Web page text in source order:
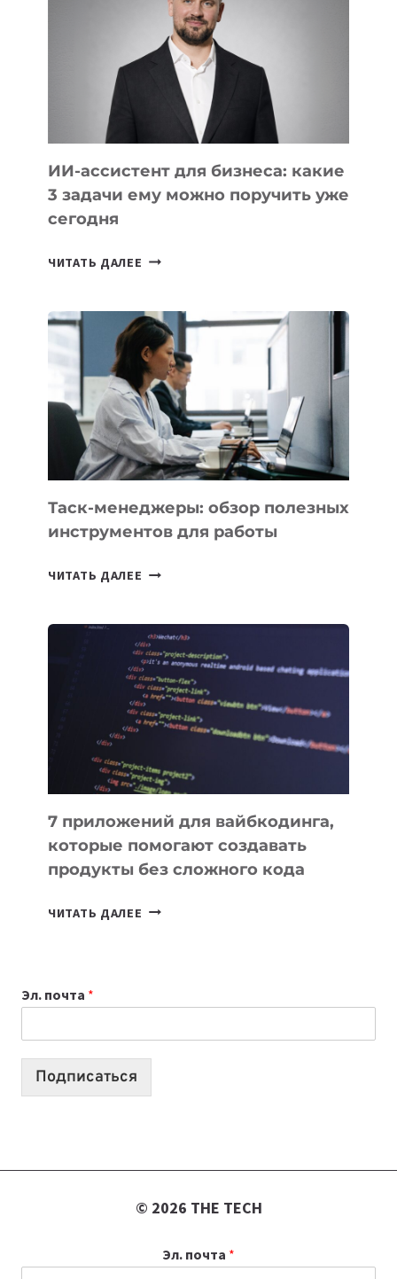
РАЗВИВАЮТ
ТЕХНОЛОГИЧЕСКОЕ
ОБРАЗОВАНИЕ
ТАДЖИКИСТАНА
ИИ-ассистент для бизнеса: какие
3 задачи ему можно поручить уже
сегодня
ЧИТАТЬ ДАЛЕЕ ИИ-
БИЗНЕСА:
КАКИЕ
3
ЗАДАЧИ
ЕМУ
МОЖНО
ПОРУЧИТЬ
УЖЕ
СЕГОДНЯ
Таск-менеджеры: обзор полезных
инструментов для работы
ЧИТАТЬ ДАЛЕЕ ТАСК-
ПОЛЕЗНЫХ
ИНСТРУМЕНТОВ
ДЛЯ
РАБОТЫ
7 приложений для вайбкодинга,
которые помогают создавать
продукты без сложного кода
ЧИТАТЬ ДАЛЕЕ
СОЗДАВАТЬ
ПРОДУКТЫ
Эл. почта *
Подписаться
© 2026 THE TECH
Эл. почта *